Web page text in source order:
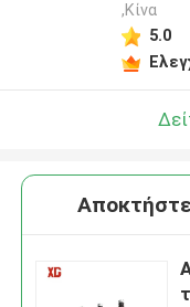
,Κίνα
5.0
Αποκτήστε